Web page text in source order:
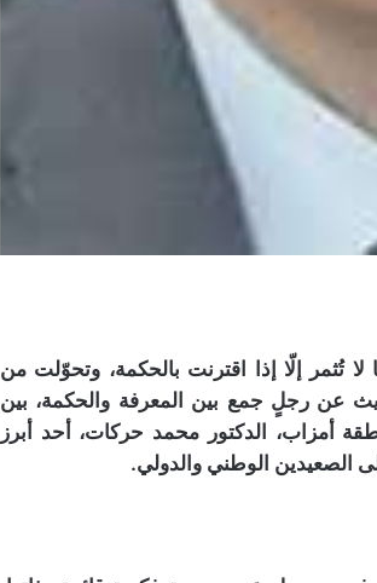
تُثمر إلّا إذا اقترنت بالحكمة، وتحوّلت من
عن رجلٍ جمع بين المعرفة والحكمة، بين
أمزاب، الدكتور محمد حركات، أحد أبرز
الصعيدين الوطني والدولي.